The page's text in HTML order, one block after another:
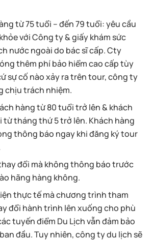
từ 75 tuổi – đến 79 tuổi: yêu cầu
với Công ty & giấy khám sức
nước ngoài do bác sĩ cấp. Cty
thêm phí bảo hiểm cao cấp tùy
sự cố nào xảy ra trên tour, công ty
chịu trách nhiệm.
hàng từ 80 tuổi trở lên & khách
từ tháng thứ 5 trở lên. Khách hàng
thông báo ngay khi đăng ký tour
đổi mà không thông báo trước
hãng hàng không.
thực tế mà chương trình tham
đổi hành trình lên xuống cho phù
tuyến điểm Du Lịch vẫn đảm bảo
đầu. Tuy nhiên, công ty du lịch sẽ